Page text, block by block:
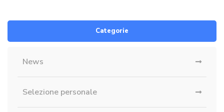
Categorie
News
Selezione personale